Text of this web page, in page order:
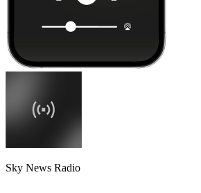
Sky News Radio